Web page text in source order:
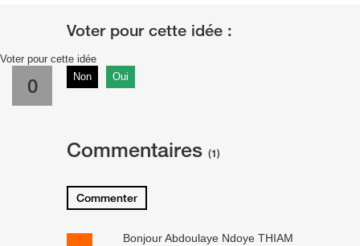
Voter pour cette idée
0 Non Oui
Commentaires (1)
Commenter
Bonjour Abdoulaye Ndoye THIAM